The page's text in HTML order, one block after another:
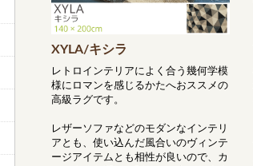
XYLA/キシラ
レトロインテリアによく合う幾何学模
様にロマンを感じるかたへおススメの
高級ラグです。
レザーソファなどのモダンなインテリ
アとも、使い込んだ風合いのヴィンテ
ージアイテムとも相性が良いので、カ